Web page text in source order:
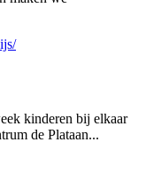
kinderen bij elkaar
de Plataan...